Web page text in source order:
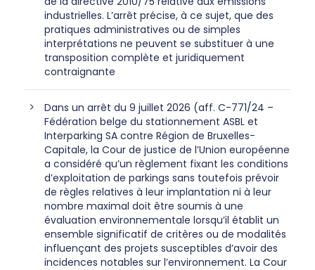
industrielles. L’arrêt précise, à ce sujet, que des
pratiques administratives ou de simples
interprétations ne peuvent se substituer à une
transposition complète et juridiquement
contraignante
Dans un arrêt du 9 juillet 2026 (aff. C-771/24 –
Fédération belge du stationnement ASBL et
Interparking SA contre Région de Bruxelles-
Capitale, la Cour de justice de l’Union européenne
a considéré qu’un règlement fixant les conditions
d’exploitation de parkings sans toutefois prévoir
de règles relatives à leur implantation ni à leur
nombre maximal doit être soumis à une
évaluation environnementale lorsqu’il établit un
ensemble significatif de critères ou de modalités
influençant des projets susceptibles d’avoir des
incidences notables sur l’environnement. La Cour